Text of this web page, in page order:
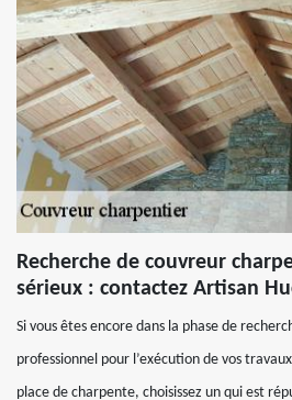
Recherche de couvreur
sérieux : contactez Artisan
Si vous êtes encore dans la phase de
professionnel pour l’exécution de vos
place de charpente, choisissez un qui est